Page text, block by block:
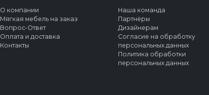
О компании
Мягкая мебель на заказ
Вопрос-Ответ
Оплата и доставка
Контакты
Наша команда
Партнёры
Дизайнерам
Согласие на обработку
персональных данных
Политика обработки
персональных данных